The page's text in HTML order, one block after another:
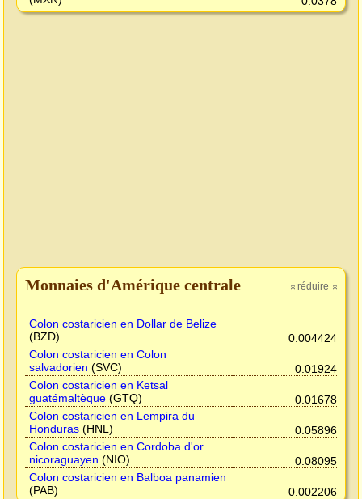
» réduire »
Monnaies d'Amérique centrale
Colon costaricien en Dollar de Belize
(BZD)
0.004424
Colon costaricien en Colon
salvadorien (SVC)
0.01924
Colon costaricien en Ketsal
guatémaltèque (GTQ)
0.01678
Colon costaricien en Lempira du
Honduras (HNL)
0.05896
Colon costaricien en Cordoba d'or
nicoraguayen (NIO)
0.08095
Colon costaricien en Balboa panamien
(PAB)
0.002206